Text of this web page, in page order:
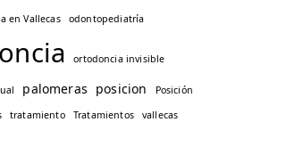
en Vallecas odontopediatría
ortodoncia invisible
palomeras posicion
Posición
tratamiento Tratamientos vallecas